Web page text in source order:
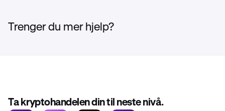
Trenger du mer hjelp?
Ta kryptohandelen din til neste nivå.